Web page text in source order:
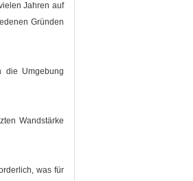
Jahren auf
Gründen
die Umgebung
Wandstärke
was für